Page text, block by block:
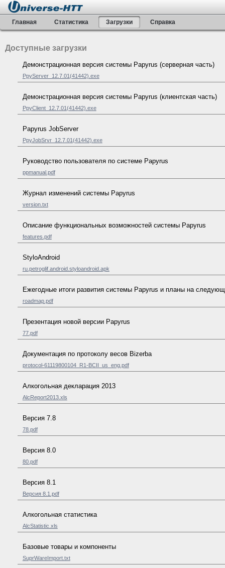
Главная Статистика Загрузки Справка
Доступные загрузки
Демонстрационная версия системы Papyrus (серверная часть)
PpyServer_12.7.01(41442).exe
Демонстрационная версия системы Papyrus (клиентская часть)
PpyClient_12.7.01(41442).exe
Papyrus JobServer
PpyJobSrvr_12.7.01(41442).exe
Руководство пользователя по системе Papyrus
ppmanual.pdf
Журнал изменений системы Papyrus
version.txt
Описание функциональных возможностей системы Papyrus
features.pdf
StyloAndroid
ru.petroglif.android.styloandroid.apk
Ежегодные итоги развития системы Papyrus и планы на
roadmap.pdf
Презентация новой версии Papyrus
77.pdf
Документация по протоколу весов Bizerba
protocol-61119800104_R1-BCII_us_eng.pdf
Алкогольная декларация 2013
AlcReport2013.xls
Версия 7.8
78.pdf
Версия 8.0
80.pdf
Версия 8.1
Версия 8.1.pdf
Алкогольная статистика
AlcStatistic.xls
Базовые товары и компоненты
SuprWareImport.txt